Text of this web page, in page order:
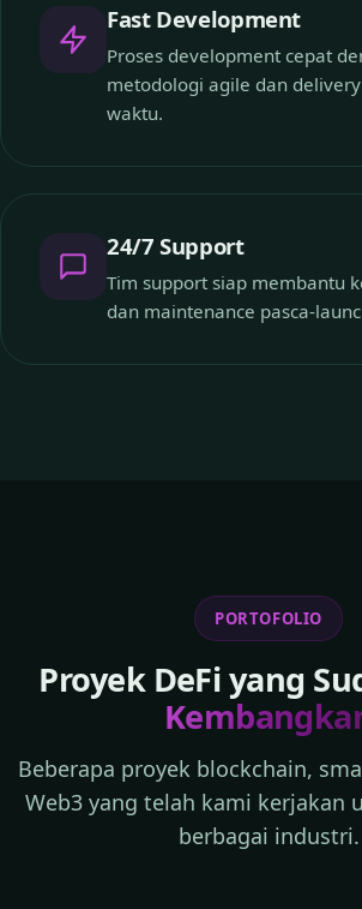
Fast Development
Proses development cepat
metodologi agile dan
waktu.
24/7 Support
Tim support siap membantu
dan maintenance pasca-
PORTOFOLIO
Proyek DeFi yang
Beberapa proyek blockchain,
Web3 yang telah kami kerjakan
berbagai industri.